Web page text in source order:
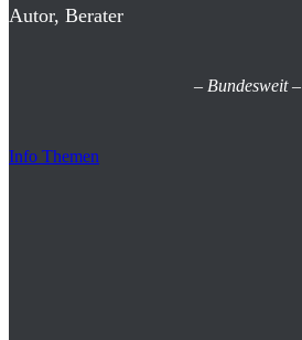
Autor, Berater
– Bundesweit–
Info Themen